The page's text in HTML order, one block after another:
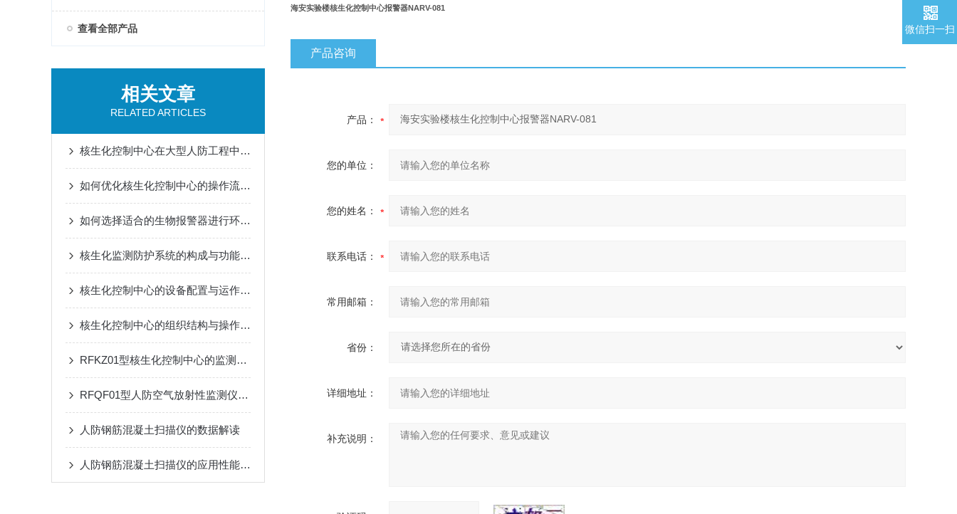
查看全部产品
相关文章
RELATED ARTICLES
核生化控制中心在大型人防工程中空气质量监测传感器的集成
如何优化核生化控制中心的操作流程？
如何选择适合的生物报警器进行环境监测？
核生化监测防护系统的构成与功能详解
核生化控制中心的设备配置与运作模式
核生化控制中心的组织结构与操作流程说明
RFKZ01型核生化控制中心的监测系统与应用
RFQF01型人防空气放射性监测仪的工作原理与技术特点
人防钢筋混凝土扫描仪的数据解读
人防钢筋混凝土扫描仪的应用性能研究
海安实验楼核生化控制中心报警器NARV-081
产品咨询
产品：
您的单位：
您的姓名：
联系电话：
常用邮箱：
省份：
详细地址：
补充说明：
微信扫一扫